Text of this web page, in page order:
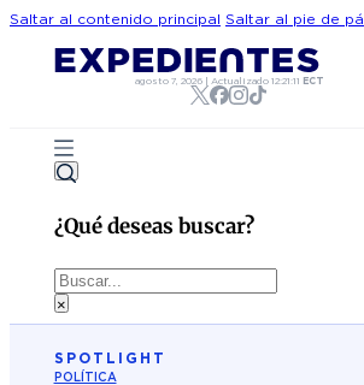
Saltar al contenido principal Saltar al pie de
agosto 7, 2026| Actualizado 12:21:11 ECT
¿Qué deseas buscar?
Buscar
×
SPOTLIGHT
POLÍTICA